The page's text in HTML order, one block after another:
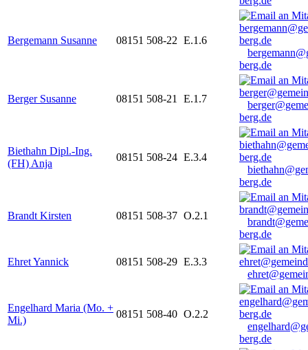
Bergemann Susanne 08151 508-22 E.1.6
berg.de
Berger Susanne 08151 508-21 E.1.7
berg.de
Biethahn Dipl.-Ing.
(FH) Anja
08151 508-24 E.3.4
berg.de
Brandt Kirsten 08151 508-37 O.2.1
berg.de
Ehret Yannick 08151 508-29 E.3.3
Engelhard Maria (Mo. +
Mi.)
08151 508-40 O.2.2
berg.de